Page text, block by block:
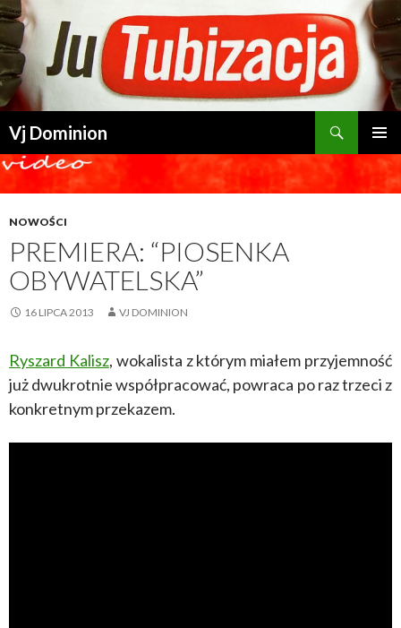
Vj Dominion
Szukaj
PRZESKOCZ DO TREŚCI
NOWOŚCI
PREMIERA: “PIOSENKA
OBYWATELSKA”
16 LIPCA 2013 VJ DOMINION
Ryszard Kalisz, wokalista z którym miałem przyjemność
już dwukrotnie współpracować, powraca po raz trzeci z
konkretnym przekazem.